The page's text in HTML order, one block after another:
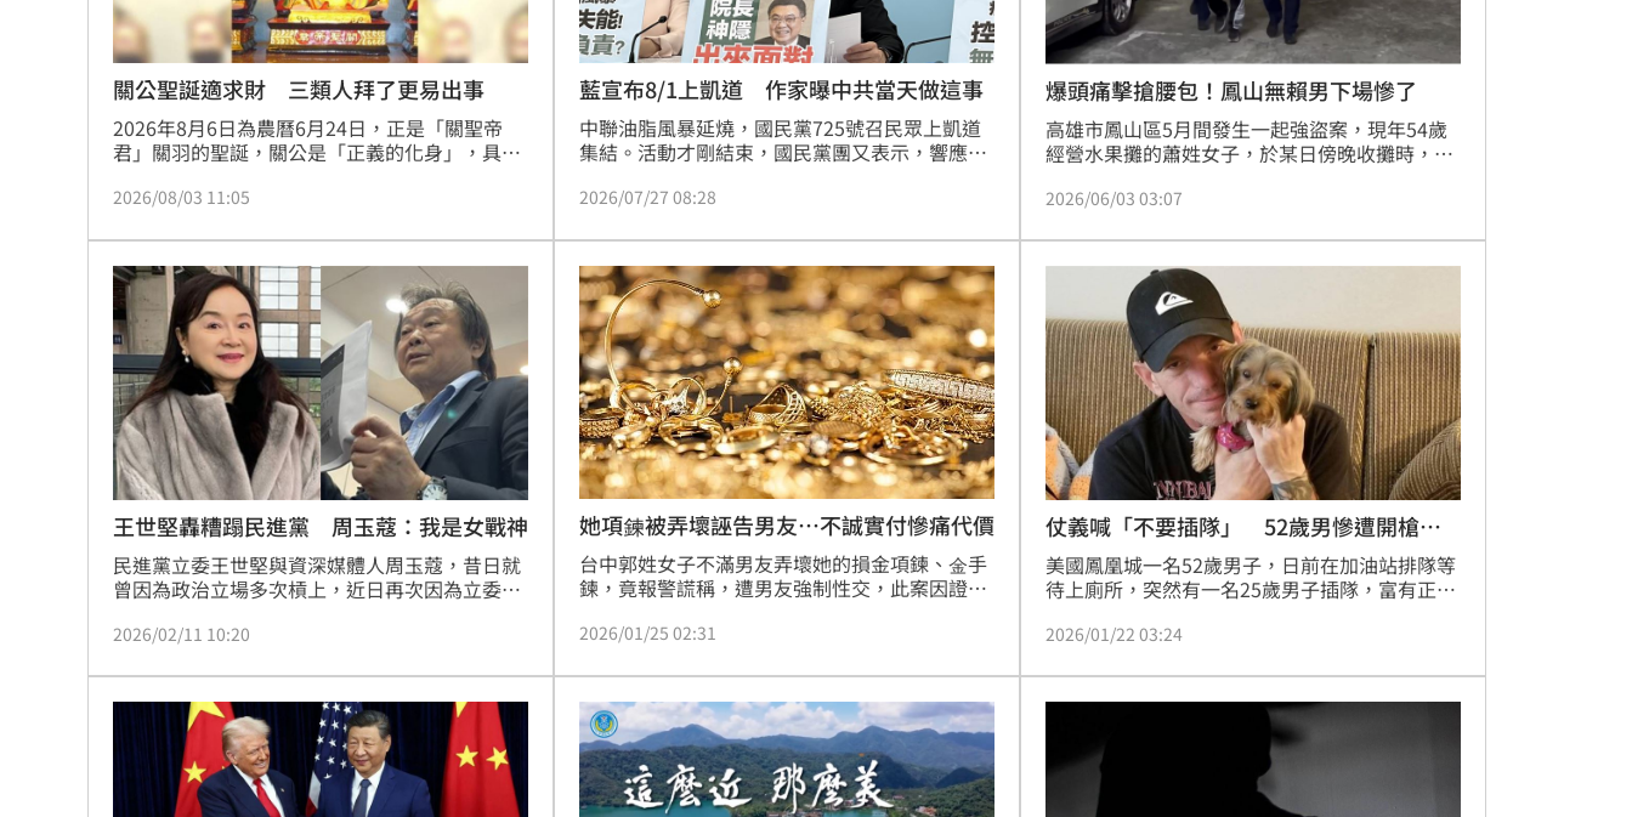
嘴咬鋁箔包也被盤查 騎士質疑警刻意刁難 15:03
2026年市佔40％！台灣頭家最愛神車
做錯恐奪命 專家示警停電「7大NG行為」 15:00
錄到一半失控 胡瓜遭陳亞蘭抓頭撞氣球 14:59
新／南港Lalaport施工意外！鷹架坍塌墜落 14:57
肥大叔猝逝前為何堅持直播？網悲曝這原因 14:54
GPT將取消這項限制 免費版都受惠
沈玉琳驚人女僕造型曝光 全場一看都嚇傻 14:48
裸辭在家當奶爸 他砸百萬做出AI破億神劇 14:48
台灣彩券開獎直播中 20:31
LIVE三立+24小時直播 15:27
三立iNEWS新聞台線上直播
商場戰國來臨 台中「頂奢大道」逐漸成形
台彩父親節推新刮刮樂千萬頭獎超「爸」氣 12:00
「拍片人的多重宇宙」職涯論壇9/12登場！ 10:30
關公聖誕適求財 三類人拜了更易出事
2026年8月6日為農曆6月24日，正是「關聖帝
君」關羽的聖誕，關公是「正義的化身」，具有
關公的義氣深重，警察拜關公則因為關公的奮戰
有黑白兩道視關公為精神領袖。黑道兄弟祀奉關
公，其義氣深重；警界們祀奉關公，主持正義。
警界出重要任務時更會上香參拜，祈求關老爺保
佑任務順利，最重要的是別吃子彈。
2026/08/03 11:05
藍宣布8/1上凱道 作家曝中共當天做這事
中聯油脂風暴延燒，國民黨725號召民眾上凱道
集結。活動才剛結束，國民黨團又表示，響應民
酒駕、人民要安全、治安要警察、司法要正義」
2026/07/27 08:28
爆頭痛擊搶腰包！鳳山無賴男下場慘了
高雄市鳳山區5月間發生一起強盜案，現年54歲
經營水果攤的蕭姓女子，於某日傍晚收攤時，突
劫走其隨身腰包，現場路過民眾聽聞呼救聲後展
力將涉案男子壓制逮捕，案經檢方偵查後，依涉
犯攜帶兇器強盜罪嫌將李男起訴。
2026/06/03 03:07
王世堅轟糟蹋民進黨 周玉蔻：我是女戰神
民進黨立委王世堅與資深媒體人周玉蔻，昔日就
曾因為政治立場多次槓上，近日再次因為立委高
金素梅為人處事，「我認為她還是站在台灣派這
世堅聽到這樣的羞辱也相當生氣，舉出過往案
例，反批她傷害民進黨很深。今（11）日周玉蔻
再開戰，稱自己是正義女戰神！
2026/02/11 10:20
她項鍊被弄壞誣告男友…不誠實付慘痛代價
台中郭姓女子不滿男友弄壞她的損金項鍊、金手
鍊，竟報警謊稱，遭男友強制性交，此案因證據
為，她的行為，浪費有限警政、司法與醫療資
小可，也讓男友經歷司法程序訟累、背負妨害性
自主加害人惡名，因此法院審理後，將她依誣告
罪，處4個月有期徒刑，可上訴。
2026/01/25 02:31
仗義喊「不要插隊」 52歲男慘遭開槍射
殺
美國鳳凰城一名52歲男子，日前在加油站排隊等
待上廁所，突然有一名25歲男子插隊，富有正義
二話不說朝他射擊，等到警方趕到現場時，男子
2026/01/22 03:24